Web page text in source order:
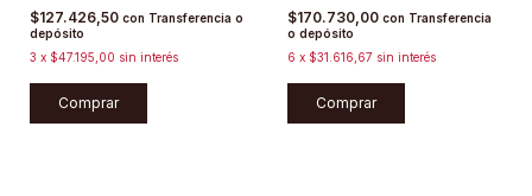
$127.426,50 con Transferencia o
depósito
3 x $47.195,00 sin interés
Comprar
$170.730,00 con Transferencia
o depósito
6 x $31.616,67 sin interés
Comprar